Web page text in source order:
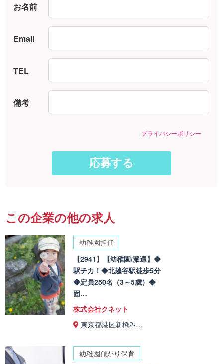
お名前
Email
TEL
備考
プライバシーポリシー
この企業の他の求人
幼稚園担任
【2941】【幼稚園/派遣】◆
駅チカ！◆北越谷駅徒歩5分
◆定員250名（3～5歳）◆
固…
株式会社クネット
東京都港区新橋2-…
幼稚園預かり保育